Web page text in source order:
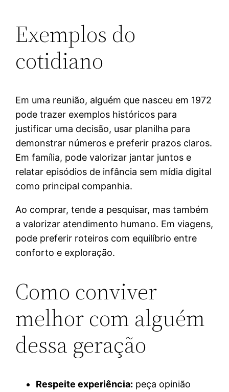
Exemplos do
cotidiano
Em uma reunião, alguém que nasceu em 1972
pode trazer exemplos históricos para
justificar uma decisão, usar planilha para
demonstrar números e preferir prazos claros.
Em família, pode valorizar jantar juntos e
relatar episódios de infância sem mídia digital
como principal companhia.
Ao comprar, tende a pesquisar, mas também
a valorizar atendimento humano. Em viagens,
pode preferir roteiros com equilíbrio entre
conforto e exploração.
Como conviver
melhor com alguém
dessa geração
Respeite experiência: peça opinião